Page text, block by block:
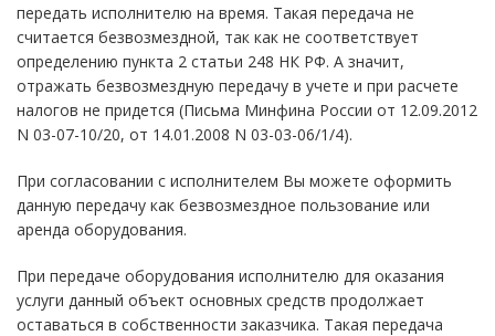
передать исполнителю на время. Такая передача не
считается безвозмездной, так как не соответствует
определению пункта 2 статьи 248 НК РФ. А значит,
отражать безвозмездную передачу в учете и при расчете
налогов не придется (Письма Минфина России от 12.09.2012
N 03-07-10/20, от 14.01.2008 N 03-03-06/1/4).
При согласовании с исполнителем Вы можете оформить
данную передачу как безвозмездное пользование или
аренда оборудования.
При передаче оборудования исполнителю для оказания
услуги данный объект основных средств продолжает
оставаться в собственности заказчика. Такая передача